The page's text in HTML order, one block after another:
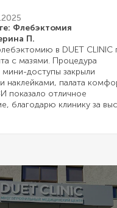
Флебэктомия
П.
в DUET CLINIC
с мазями. Процедура
мини-доступы закрыли
наклейками, палата
показало отличное
благодарю клинику за